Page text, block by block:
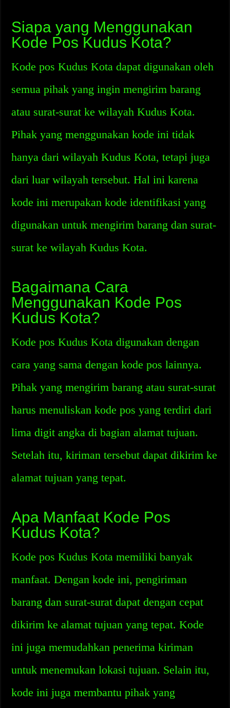
Siapa yang Menggunakan
Kode Pos Kudus Kota?
Kode pos Kudus Kota dapat digunakan oleh
semua pihak yang ingin mengirim barang
atau surat-surat ke wilayah Kudus Kota.
Pihak yang menggunakan kode ini tidak
hanya dari wilayah Kudus Kota, tetapi juga
dari luar wilayah tersebut. Hal ini karena
kode ini merupakan kode identifikasi yang
digunakan untuk mengirim barang dan surat-
surat ke wilayah Kudus Kota.
Bagaimana Cara
Menggunakan Kode Pos
Kudus Kota?
Kode pos Kudus Kota digunakan dengan
cara yang sama dengan kode pos lainnya.
Pihak yang mengirim barang atau surat-surat
harus menuliskan kode pos yang terdiri dari
lima digit angka di bagian alamat tujuan.
Setelah itu, kiriman tersebut dapat dikirim ke
alamat tujuan yang tepat.
Apa Manfaat Kode Pos
Kudus Kota?
Kode pos Kudus Kota memiliki banyak
manfaat. Dengan kode ini, pengiriman
barang dan surat-surat dapat dengan cepat
dikirim ke alamat tujuan yang tepat. Kode
ini juga memudahkan penerima kiriman
untuk menemukan lokasi tujuan. Selain itu,
kode ini juga membantu pihak yang